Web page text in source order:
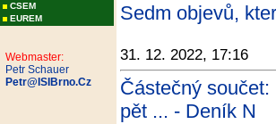
CSEM
EUREM
Webmaster:
Petr Schauer
Petr@ISIBrno.Cz
Sedm objevů,
31. 12. 2022, 17:16
Částečný
pět ... - Deník N